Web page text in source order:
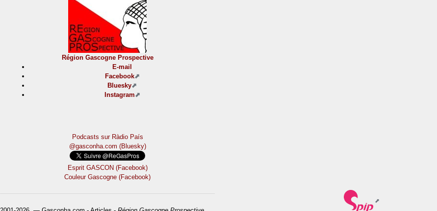
Région Gascogne Prospective
E-mail
Facebook
Bluesky
Instagram
Podcasts sur Ràdio País
@gasconha.com (Bluesky)
Esprit GASCON (Facebook)
Couleur Gascogne (Facebook)